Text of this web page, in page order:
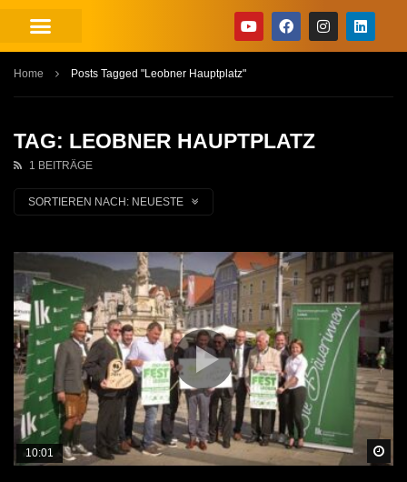
Home Posts Tagged "Leobner Hauptplatz"
TAG: LEOBNER HAUPTPLATZ
1 BEITRÄGE
SORTIEREN NACH: NEUESTE
10:01